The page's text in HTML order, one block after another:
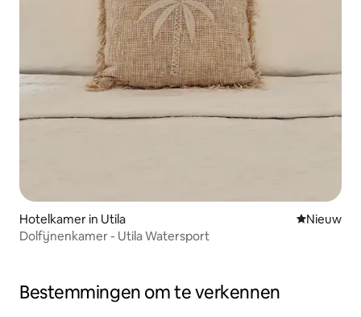
Hotelkamer in Utila Nieuwe
Nieuw
Dolfijnenkamer - Utila Watersport
Bestemmingen om te verkennen